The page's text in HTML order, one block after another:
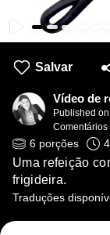
Salvar
Vídeo de
Published on
Comentários
6 porções
Uma refeição
frigideira.
Traduções